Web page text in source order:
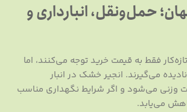
حمل‌ونقل، انبارداری و
فقط به قیمت خرید توجه می‌کنند، اما
می‌گیرند. انجیر خشک در انبار
وزنی می‌شود و اگر شرایط نگهداری مناسب
می‌یابد.